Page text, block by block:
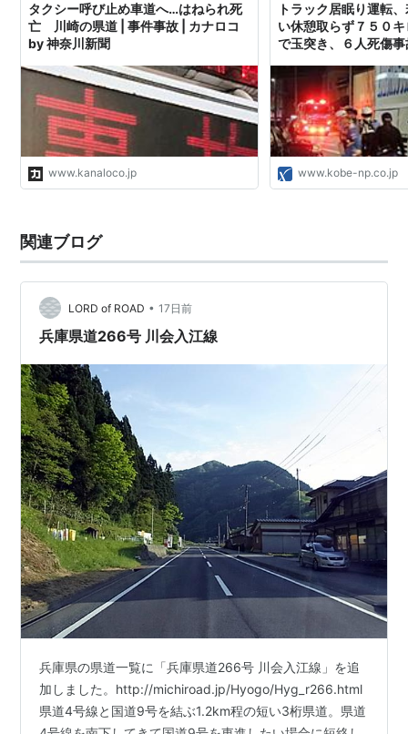
タクシー呼び止め車道へ…はねられ死
亡 川崎の県道 | 事件事故 | カナロコ
by 神奈川新聞
www.kanaloco.jp
トラック居眠り運転
い休憩取らず７５０
で玉突き、６人死傷
www.kobe-np.co.jp
関連ブログ
LORD of ROAD • 17日前
兵庫県道266号 川会入江線
兵庫県の県道一覧に「兵庫県道266号 川会入江線」を追
加しました。http://michiroad.jp/Hyogo/Hyg_r266.html
県道4号線と国道9号を結ぶ1.2km程の短い3桁県道。県道